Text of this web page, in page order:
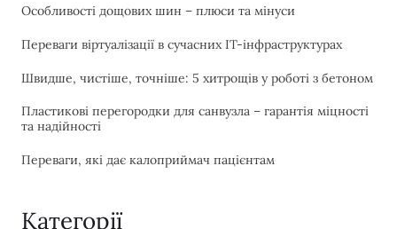
Особливості дощових шин – плюси та мінуси
Переваги віртуалізації в сучасних IT-інфраструктурах
Швидше, чистіше, точніше: 5 хитрощів у роботі з бетоном
Пластикові перегородки для санвузла – гарантія міцності
та надійності
Переваги, які дає калоприймач пацієнтам
Категорії